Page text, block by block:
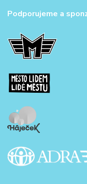
Podporujeme a